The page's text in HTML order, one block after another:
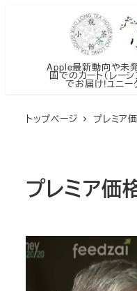
Apple最新動向や未
国でのカート（レー
でお届け!ユニー
トップページ プレミア
プレミア価